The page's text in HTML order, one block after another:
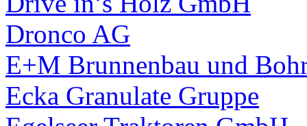
Dronco AG
E+M Brunnenbau und
Ecka Granulate Gruppe